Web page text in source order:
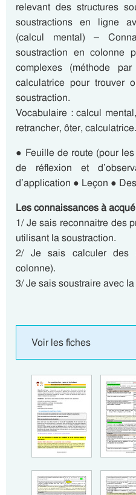
relevant des structures
soustractions en ligne
(calcul mental) –
soustraction en colonne
complexes (méthode
calculatrice pour trouver
soustraction.
Vocabulaire : calcul
retrancher, ôter, calculatrice.
● Feuille de route (pour
de réflexion et
d’application ● Leçon ●
Les connaissances à
1/ Je sais reconnaitre des
utilisant la soustraction.
2/ Je sais calculer des
colonne).
3/ Je sais soustraire avec
Voir les fiches